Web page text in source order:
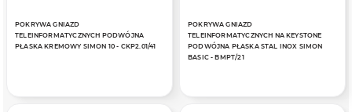
POKRYWA GNIAZD
TELEINFORMATYCZNYCH PODWÓJNA
PŁASKA KREMOWY SIMON 10 - CKP2.01/41
POKRYWA GNIAZD
TELEINFORMATYCZNYCH NA KEYSTONE
PODWÓJNA PŁASKA STAL INOX SIMON
BASIC - BMPT/21